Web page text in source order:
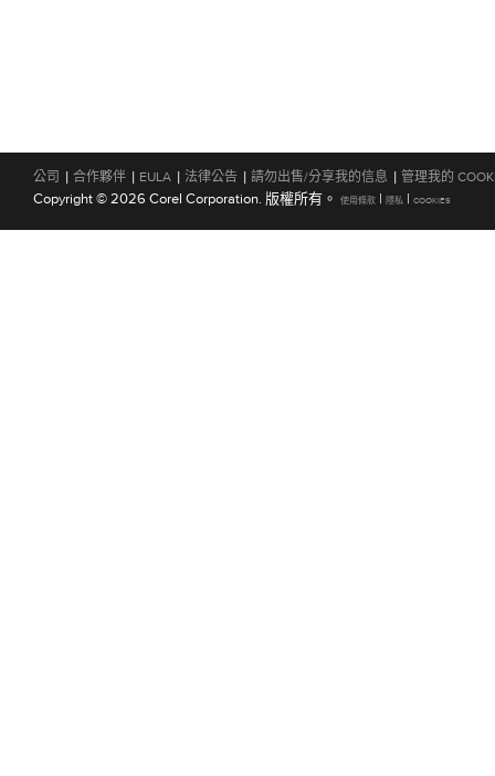
公司 | 合作夥伴 | EULA | 法律公告 | 請勿出售/分享我的信息 | 管理我的
Copyright © 2026 Corel Corporation. 版權所有。 使用條款 | 隱私 | COOKIES